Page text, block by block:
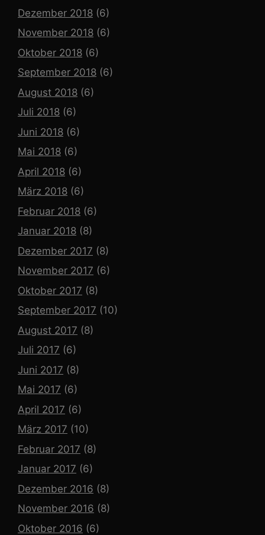
Dezember 2018 (6)
November 2018 (6)
Oktober 2018 (6)
September 2018 (6)
August 2018 (6)
Juli 2018 (6)
Juni 2018 (6)
Mai 2018 (6)
April 2018 (6)
März 2018 (6)
Februar 2018 (6)
Januar 2018 (8)
Dezember 2017 (8)
November 2017 (6)
Oktober 2017 (8)
September 2017 (10)
August 2017 (8)
Juli 2017 (6)
Juni 2017 (8)
Mai 2017 (6)
April 2017 (6)
März 2017 (10)
Februar 2017 (8)
Januar 2017 (6)
Dezember 2016 (8)
November 2016 (8)
Oktober 2016 (6)